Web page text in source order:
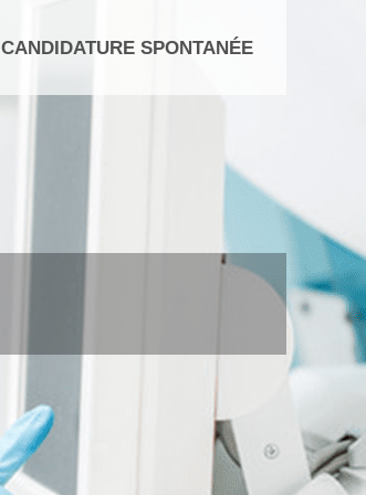
CANDIDATURE SPONTANÉE